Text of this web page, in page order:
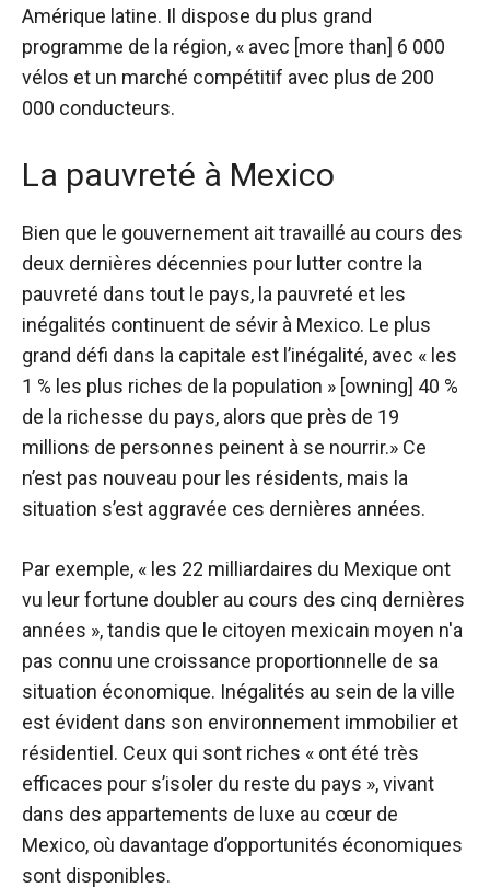
Amérique latine. Il dispose du plus grand
programme de la région, « avec [more than] 6 000
vélos et un marché compétitif avec plus de 200
000 conducteurs.
La pauvreté à Mexico
Bien que le gouvernement ait travaillé au cours des
deux dernières décennies pour lutter contre la
pauvreté dans tout le pays, la pauvreté et les
inégalités continuent de sévir à Mexico. Le plus
grand défi dans la capitale est l’inégalité, avec « les
1 % les plus riches de la population » [owning] 40 %
de la richesse du pays, alors que près de 19
millions de personnes peinent à se nourrir.» Ce
n’est pas nouveau pour les résidents, mais la
situation s’est aggravée ces dernières années.
Par exemple, « les 22 milliardaires du Mexique ont
vu leur fortune doubler au cours des cinq dernières
années », tandis que le citoyen mexicain moyen n'a
pas connu une croissance proportionnelle de sa
situation économique. Inégalités au sein de la ville
est évident dans son environnement immobilier et
résidentiel. Ceux qui sont riches « ont été très
efficaces pour s’isoler du reste du pays », vivant
dans des appartements de luxe au cœur de
Mexico, où davantage d’opportunités économiques
sont disponibles.